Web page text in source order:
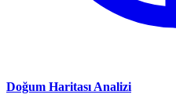
Doğum Haritası Analizi